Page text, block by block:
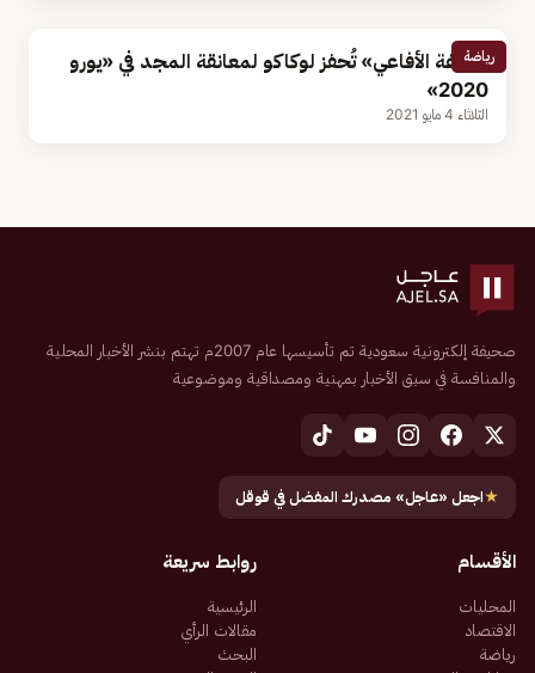
رياضة
«لدغة الأفاعي» تُحفز لوكاكو لمعانقة المجد في «يورو
2020»
الثلاثاء 4 مايو 2021
صحيفة إلكترونية سعودية تم تأسيسها عام 2007م تهتم بنشر الأخبار المحلية
والمنافسة في سبق الأخبار بمهنية ومصداقية وموضوعية
★اجعل «عاجل» مصدرك المفضل في قوقل
الأقسام
المحليات
الاقتصاد
رياضة
روابط سريعة
الرئيسية
مقالات الرأي
البحث